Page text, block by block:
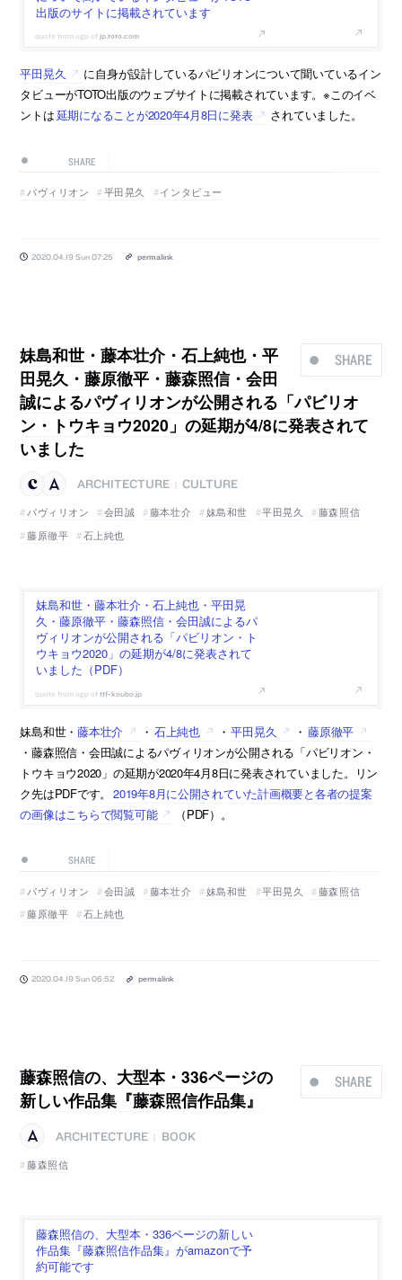
出版のサイトに掲載されています
jp.toto.com
平田晃久
に自身が設計しているパビリオンについて聞いているイン
タビューがTOTO出版のウェブサイトに掲載されています。※このイベ
ントは延期になることが2020年4月8日に発表 されていました。
SHARE
パヴィリオン 平田晃久 インタビュー
2020.04.19 Sun 07:25 permalink
SHARE
妹島和世・藤本壮介・石上純也・平
田晃久・藤原徹平・藤森照信・会田
誠によるパヴィリオンが公開される「パビリオ
ン・トウキョウ2020」の延期が4/8に発表されて
いました
ARCHITECTURE
CULTURE
パヴィリオン
会田誠 藤本壮介 妹島和世 平田晃久
藤森照信
藤原徹平
石上純也
妹島和世・藤本壮介・石上純也・平田晃
久・藤原徹平・藤森照信・会田誠によるパ
ヴィリオンが公開される「パビリオン・ト
ウキョウ2020」の延期が4/8に発表されて
いました（PDF）
ttf-koubo.jp
妹島和世・藤本壮介 ・ 石上純也 ・ 平田晃久 ・ 藤原徹平
・藤森照信・会田誠によるパヴィリオンが公開される「パビリオン・
トウキョウ2020」の延期が2020年4月8日に発表されていました。リン
ク先はPDFです。 2019年8月に公開されていた計画概要と各者の提案
の画像はこちらで閲覧可能
（PDF）。
SHARE
パヴィリオン 会田誠 藤本壮介 妹島和世 平田晃久
藤森照信
藤原徹平
石上純也
2020.04.19 Sun 06:52 permalink
SHARE
藤森照信の、大型本・336ページの
新しい作品集『藤森照信作品集』
ARCHITECTURE
BOOK
藤森照信
藤森照信の、大型本・336ページの新しい
作品集『藤森照信作品集』がamazonで予
約可能です